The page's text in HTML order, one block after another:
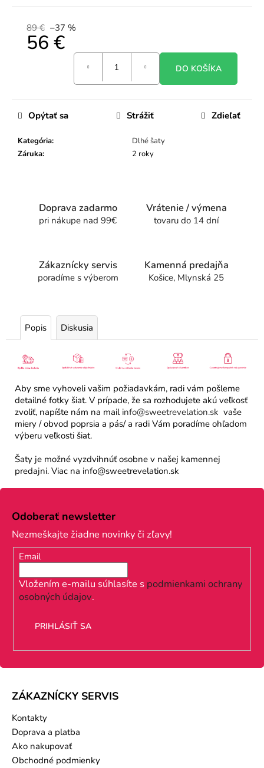
89 € –37 %
56 €
DO KOŠÍKA
Kategória:
Dlhé šaty
Záruka: 2 roky
Opýtať sa Strážiť Zdieľať
Doprava zadarmo
pri nákupe nad 99€
Vrátenie / výmena
tovaru do 14 dní
Zákaznícky servis
poradíme s výberom
Kamenná predajňa
Košice, Mlynská 25
Popis Diskusia
Aby sme vyhoveli vašim požiadavkám, radi vám pošleme
detailné fotky šiat. V prípade, že sa rozhodujete akú veľkosť
zvoliť, napíšte nám na mail info@sweetrevelation.sk vaše
miery / obvod poprsia a pás/ a radi Vám poradíme ohľadom
výberu veľkosti šiat.
Šaty je možné vyzdvihnúť osobne v našej kamennej
predajni. Viac na info@sweetrevelation.sk
Z
Odoberať newsletter
Nezmeškajte žiadne novinky či zľavy!
Email
Vložením e-mailu súhlasíte s podmienkami ochrany
osobných údajov.
PRIHLÁSIŤ SA
ZÁKAZNÍCKY SERVIS
Kontakty
Doprava a platba
Ako nakupovať
Obchodné podmienky